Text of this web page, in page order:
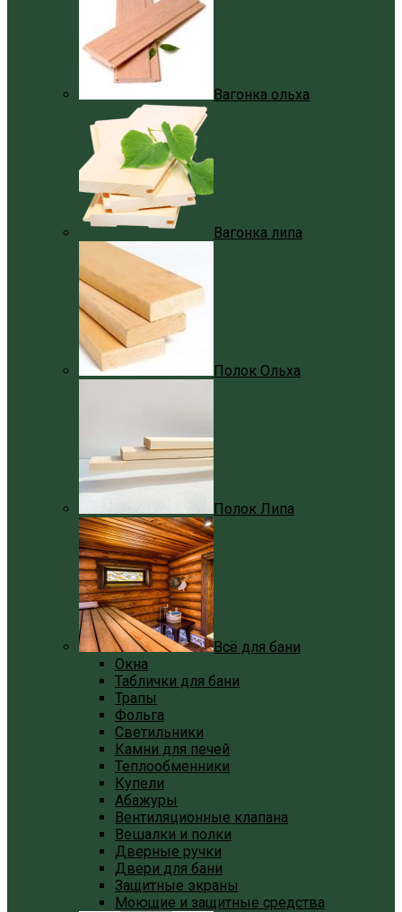
Вагонка ольха
Вагонка липа
Полок Ольха
Полок Липа
Всё для бани
Окна
Таблички для бани
Трапы
Фольга
Светильники
Камни для печей
Теплообменники
Купели
Абажуры
Вентиляционные клапана
Вешалки и полки
Дверные ручки
Двери для бани
Защитные экраны
Моющие и защитные средства